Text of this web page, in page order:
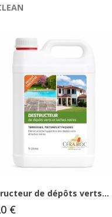
de dépôts verts...
€